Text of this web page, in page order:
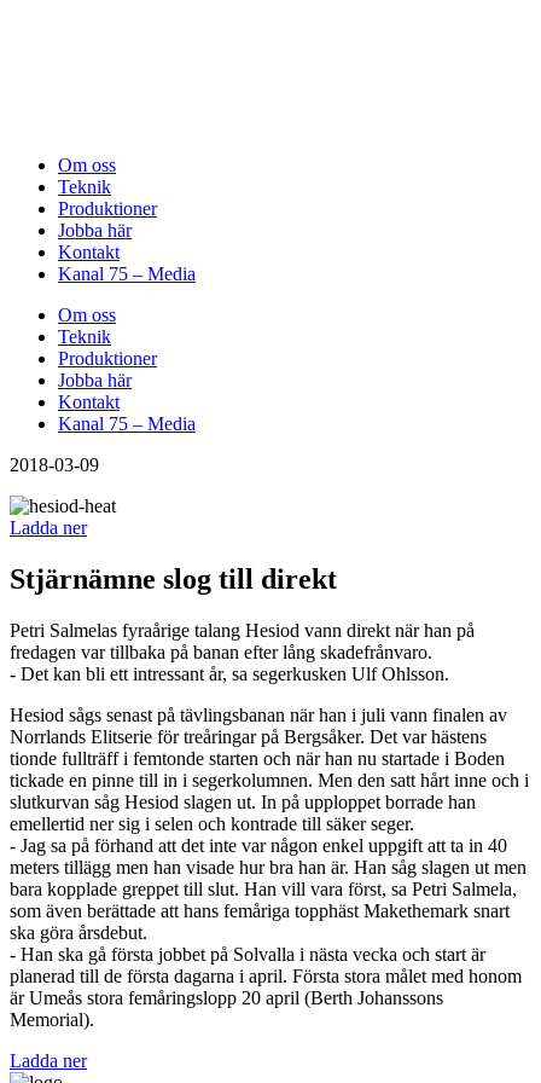
Om oss
Teknik
Produktioner
Jobba här
Kontakt
Kanal 75 – Media
Om oss
Teknik
Produktioner
Jobba här
Kontakt
Kanal 75 – Media
2018-03-09
Ladda ner
Stjärnämne slog till direkt
Petri Salmelas fyraårige talang Hesiod vann direkt när han på
fredagen var tillbaka på banan efter lång skadefrånvaro.
- Det kan bli ett intressant år, sa segerkusken Ulf Ohlsson.
Hesiod sågs senast på tävlingsbanan när han i juli vann finalen av
Norrlands Elitserie för treåringar på Bergsåker. Det var hästens
tionde fullträff i femtonde starten och när han nu startade i Boden
tickade en pinne till in i segerkolumnen. Men den satt hårt inne och i
slutkurvan såg Hesiod slagen ut. In på upploppet borrade han
emellertid ner sig i selen och kontrade till säker seger.
- Jag sa på förhand att det inte var någon enkel uppgift att ta in 40
meters tillägg men han visade hur bra han är. Han såg slagen ut men
bara kopplade greppet till slut. Han vill vara först, sa Petri Salmela,
som även berättade att hans femåriga topphäst Makethemark snart
ska göra årsdebut.
- Han ska gå första jobbet på Solvalla i nästa vecka och start är
planerad till de första dagarna i april. Första stora målet med honom
är Umeås stora femåringslopp 20 april (Berth Johanssons
Memorial).
Ladda ner